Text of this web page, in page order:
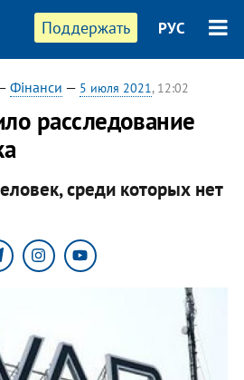
Поддержать РУС
Фінанси — 5 июля 2021, 12:02
расследование
среди которых нет